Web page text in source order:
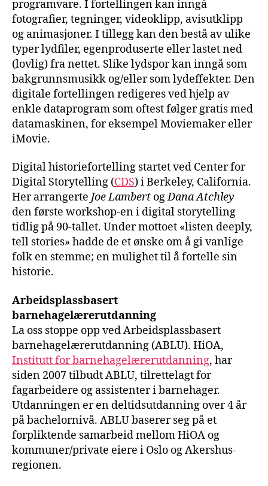
programvare. I fortellingen kan inngå
fotografier, tegninger, videoklipp, avisutklipp
og animasjoner. I tillegg kan den bestå av ulike
typer lydfiler, egenproduserte eller lastet ned
(lovlig) fra nettet. Slike lydspor kan inngå som
bakgrunnsmusikk og/eller som lydeffekter. Den
digitale fortellingen redigeres ved hjelp av
enkle dataprogram som oftest følger gratis med
datamaskinen, for eksempel Moviemaker eller
iMovie.
Digital historiefortelling startet ved Center for
Digital Storytelling (CDS) i Berkeley, California.
Her arrangerte Joe Lambert ogDana Atchley
den første workshop-en i digital storytelling
tidlig på 90-tallet. Under mottoet «listen deeply,
tell stories» hadde de et ønske om å gi vanlige
folk en stemme; en mulighet til å fortelle sin
historie.
Arbeidsplassbasert
barnehagelærerutdanning
La oss stoppe opp ved Arbeidsplassbasert
barnehagelærerutdanning (ABLU). HiOA,
Institutt for barnehagelærerutdanning, har
siden 2007 tilbudt ABLU, tilrettelagt for
fagarbeidere og assistenter i barnehager.
Utdanningen er en deltidsutdanning over 4 år
på bachelornivå. ABLU baserer seg på et
forpliktende samarbeid mellom HiOA og
kommuner/private eiere i Oslo og Akershus-
regionen.